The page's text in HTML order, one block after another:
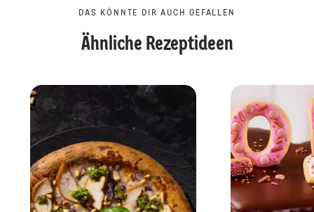
DAS KÖNNTE DIR AUCH GEFALLEN
Ähnliche Rezeptideen